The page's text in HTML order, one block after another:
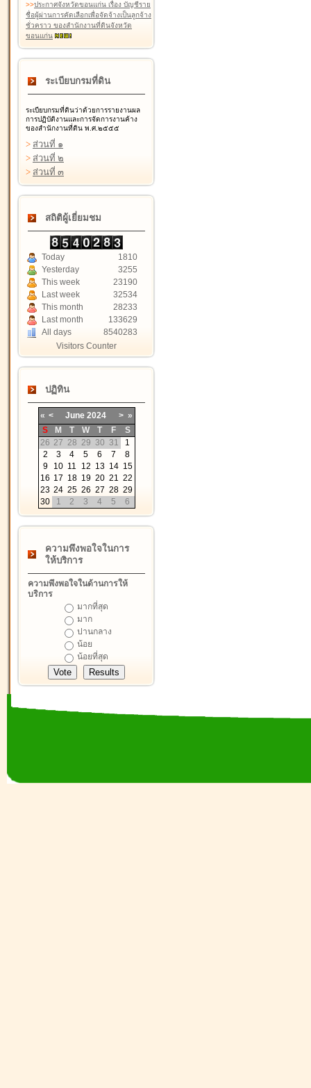
>>ประกาศจังหวัดขอนแก่น เรื่อง บัญชีราย
ชื่อผู้ผ่านการคัดเลือกเพื่อจัดจ้างเป็นลูกจ้าง
ชั่วคราว ของสำนักงานที่ดินจังหวัด
ขอนแก่น
ระเบียบกรมที่ดิน
ระเบียบกรมที่ดินว่าด้วยการรายงานผล
การปฏิบัติงานและการจัดการงานค้าง
ของสำนักงานที่ดิน พ.ศ.๒๕๕๕
> ส่วนที่ ๑
> ส่วนที่ ๒
> ส่วนที่ ๓
สถิติผู้เยี่ยมชม
Today
1810
Yesterday
3255
This week
23190
Last week
32534
This month
28233
Last month
133629
All days
8540283
Visitors Counter
ปฏิทิน
« < June 2024 > »
S
M T W T F
S
26 27 28 29 30 31
1
2
3 4 5 6 7
8
9
10 11 12 13 14 15
16 17 18 19 20 21 22
23 24 25 26 27 28 29
30
1 2 3 4 5 6
ความพึงพอใจในการ
ให้บริการ
ความพึงพอใจในด้านการให้
บริการ
มากที่สุด
มาก
ปานกลาง
น้อย
น้อยที่สุด